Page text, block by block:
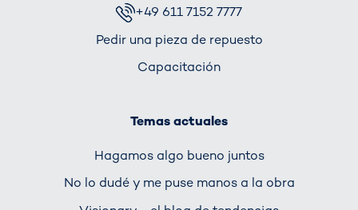
+49 611 7152 7777
Pedir una pieza de repuesto
Capacitación
Temas actuales
Hagamos algo bueno juntos
No lo dudé y me puse manos a la obra